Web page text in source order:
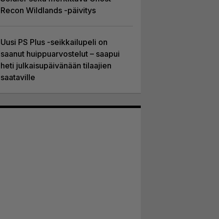
Recon Wildlands -päivitys
Uusi PS Plus -seikkailupeli on
saanut huippuarvostelut – saapui
heti julkaisupäivänään tilaajien
saataville